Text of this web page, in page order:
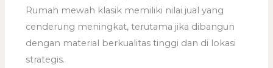
Rumah mewah klasik memiliki nilai jual yang
cenderung meningkat, terutama jika dibangun
dengan material berkualitas tinggi dan di lokasi
strategis.